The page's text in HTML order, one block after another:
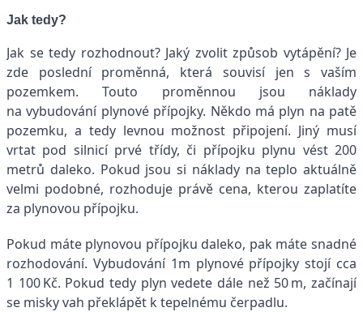
Jak tedy?
Jak se tedy rozhodnout? Jaký zvolit způsob vytápění? Je
zde poslední proměnná, která souvisí jen s vaším
pozemkem. Touto proměnnou jsou náklady
na vybudování plynové přípojky. Někdo má plyn na patě
pozemku, a tedy levnou možnost připojení. Jiný musí
vrtat pod silnicí prvé třídy, či přípojku plynu vést 200
metrů daleko. Pokud jsou si náklady na teplo aktuálně
velmi podobné, rozhoduje právě cena, kterou zaplatíte
za plynovou přípojku.
Pokud máte plynovou přípojku daleko, pak máte snadné
rozhodování. Vybudování 1m plynové přípojky stojí cca
1 100 Kč. Pokud tedy plyn vedete dále než 50 m, začínají
se misky vah překlápět k tepelnému čerpadlu.